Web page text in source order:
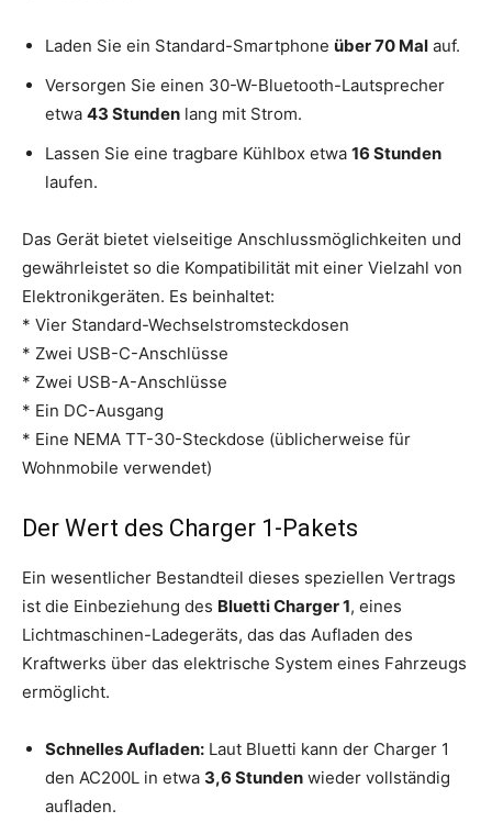
Laden Sie ein Standard-Smartphone über 70 Mal auf.
Versorgen Sie einen 30-W-Bluetooth-Lautsprecher
etwa 43 Stunden lang mit Strom.
Lassen Sie eine tragbare Kühlbox etwa 16 Stunden
laufen.
Das Gerät bietet vielseitige Anschlussmöglichkeiten und
gewährleistet so die Kompatibilität mit einer Vielzahl von
Elektronikgeräten. Es beinhaltet:
* Vier Standard-Wechselstromsteckdosen
* Zwei USB-C-Anschlüsse
* Zwei USB-A-Anschlüsse
* Ein DC-Ausgang
* Eine NEMA TT-30-Steckdose (üblicherweise für
Wohnmobile verwendet)
Der Wert des Charger 1-Pakets
Ein wesentlicher Bestandteil dieses speziellen Vertrags
ist die Einbeziehung des Bluetti Charger 1, eines
Lichtmaschinen-Ladegeräts, das das Aufladen des
Kraftwerks über das elektrische System eines Fahrzeugs
ermöglicht.
Schnelles Aufladen: Laut Bluetti kann der Charger 1
den AC200L in etwa 3,6 Stunden wieder vollständig
aufladen.